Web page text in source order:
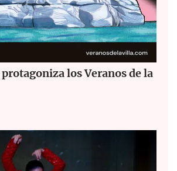
los Veranos de la